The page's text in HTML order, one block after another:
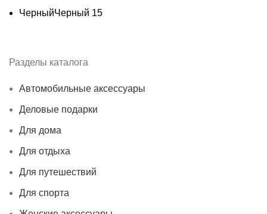
ЧерныйЧерный 15
Разделы каталога
Автомобильные аксессуары
Деловые подарки
Для дома
Для отдыха
Для путешествий
Для спорта